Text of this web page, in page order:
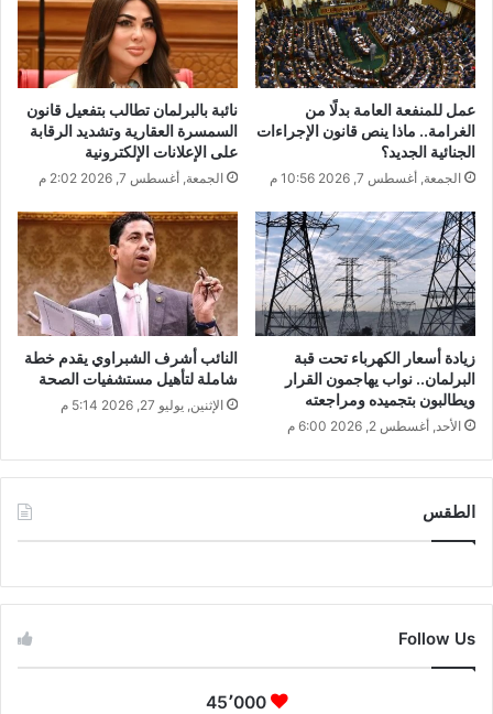
عمل للمنفعة العامة بدلًا من
الغرامة.. ماذا ينص قانون الإجراءات
الجنائية الجديد؟
الجمعة, أغسطس 7, 2026 10:56 م
نائبة بالبرلمان تطالب بتفعيل قانون
السمسرة العقارية وتشديد الرقابة
على الإعلانات الإلكترونية
الجمعة, أغسطس 7, 2026 2:02 م
زيادة أسعار الكهرباء تحت قبة
البرلمان.. نواب يهاجمون القرار
ويطالبون بتجميده ومراجعته
الأحد, أغسطس 2, 2026 6:00 م
النائب أشرف الشبراوي يقدم خطة
شاملة لتأهيل مستشفيات الصحة
الإثنين, يوليو 27, 2026 5:14 م
الطقس
Follow Us
45٬000